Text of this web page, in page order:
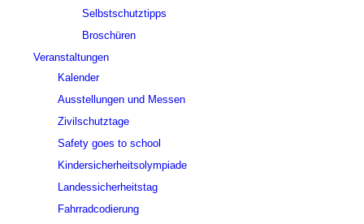
Selbstschutztipps
Broschüren
Veranstaltungen
Kalender
Ausstellungen und Messen
Zivilschutztage
Safety goes to school
Kindersicherheitsolympiade
Landessicherheitstag
Fahrradcodierung